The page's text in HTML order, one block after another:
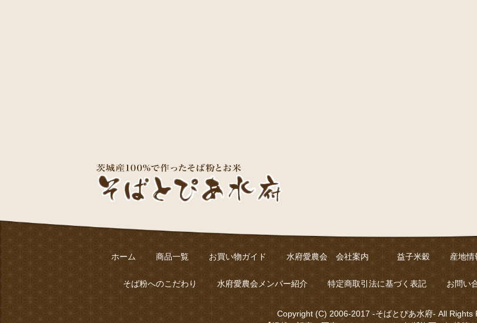
ホーム 商品一覧 お買い物ガイド 水府愛農会 会社案内 益子米穀 産地情
そば粉へのこだわり 水府愛農会メンバー紹介 特定商取引法に基づく表記 お問い
Copyright (C) 2006-2017 -そばとぴあ水府- All Rights